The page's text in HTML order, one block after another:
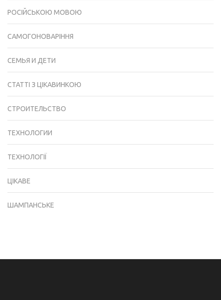
РОСІЙСЬКОЮ МОВОЮ
САМОГОНОВАРІННЯ
СЕМЬЯ И ДЕТИ
СТАТТІ З ЦІКАВИНКОЮ
СТРОИТЕЛЬСТВО
ТЕХНОЛОГИИ
ТЕХНОЛОГІЇ
ЦІКАВЕ
ШАМПАНСЬКЕ